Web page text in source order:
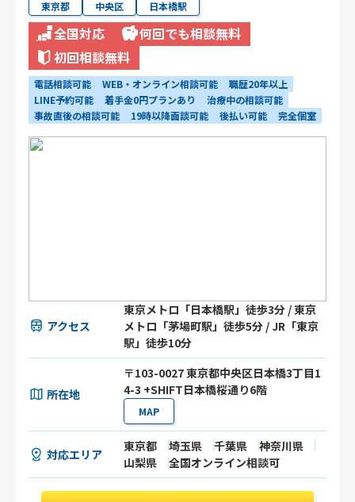
東京都 中央区 日本橋駅
全国対応
何回でも相談無料
初回相談無料
電話相談可能 WEB・オンライン相談可能
職歴20年以上
LINE予約可能
着手金0円プランあり
治療中の相談可能
事故直後の相談可能
19時以降面談可能 後払い可能 完全個室
アクセス
東京メトロ「日本橋駅」徒歩3分 / 東京
メトロ「茅場町駅」徒歩5分 / JR「東京
駅」徒歩10分
所在地
〒103-0027 東京都中央区日本橋3丁目1
4-3 +SHIFT日本橋桜通り6階
MAP
対応エリア
東京都 埼玉県 千葉県
神奈川県
山梨県
全国オンライン相談可